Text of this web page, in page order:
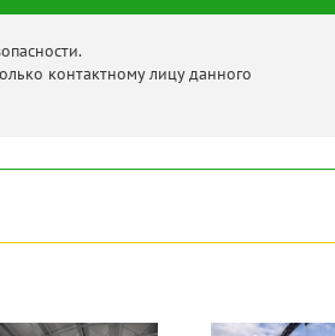
контактному лицу данного